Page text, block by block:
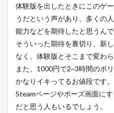
体験版を出したときにこのゲ
うだという声があり、多くの
能力などを期待したと思うんで
そういった期待を裏切り、新
なく、体験版とそこまで変わ
また、1000円で2~3時間のボ
かなりイキってるお値段です。
Steamページやポーズ画面に
だと思う人もいるでしょう。